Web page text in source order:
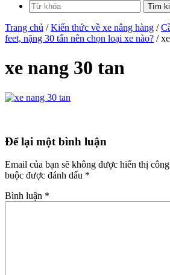
Trang chủ /Kiến thức về xe nâng hàng /
feet, nặng 30 tấn nên chọn loại xe nào? /
xe nang 30 tan
Để lại một bình luận
Email của bạn sẽ không được hiển thị
buộc được đánh dấu *
Bình luận *